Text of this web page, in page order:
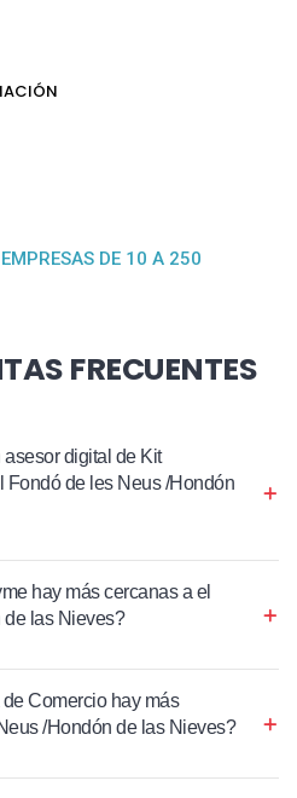
DE 10 A 250
FRECUENTES
digital de Kit
de les Neus /Hondón
hay más cercanas a el
de las Nieves?
Comercio hay más
/Hondón de las Nieves?